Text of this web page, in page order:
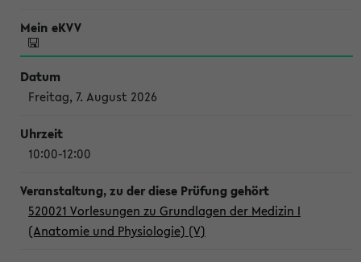
Freitag, 7. August 2026
10:00-12:00
520021 Vorlesungen zu Grundlagen der Medizin I
(Anatomie und Physiologie) (V)